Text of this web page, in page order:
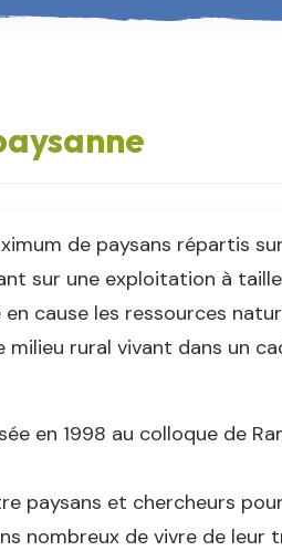
de paysans répartis
sur une exploitation à
cause les ressources
rural vivant dans un
en 1998 au colloque de
paysans et chercheurs
nombreux de vivre de leur